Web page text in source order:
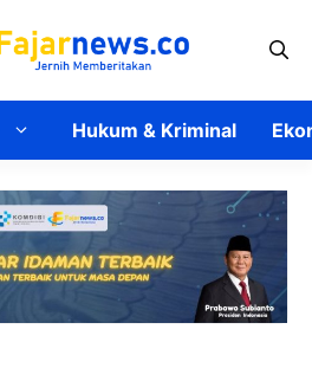
Hukum & Kriminal